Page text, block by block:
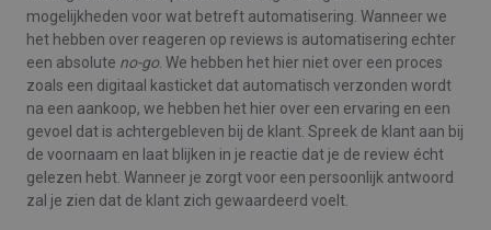
mogelijkheden voor wat betreft automatisering. Wanneer we
het hebben over reageren op reviews is automatisering echter
een absolute no-go. We hebben het hier niet over een proces
zoals een digitaal kasticket dat automatisch verzonden wordt
na een aankoop, we hebben het hier over een ervaring en een
gevoel dat is achtergebleven bij de klant. Spreek de klant aan bij
de voornaam en laat blijken in je reactie dat je de review écht
gelezen hebt. Wanneer je zorgt voor een persoonlijk antwoord
zal je zien dat de klant zich gewaardeerd voelt.